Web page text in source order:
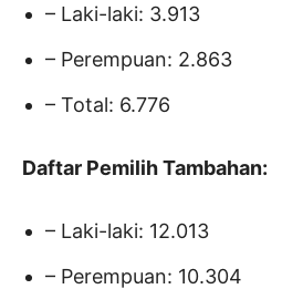
– Laki-laki: 3.913
– Perempuan: 2.863
– Total: 6.776
Daftar Pemilih Tambahan:
– Laki-laki: 12.013
– Perempuan: 10.304